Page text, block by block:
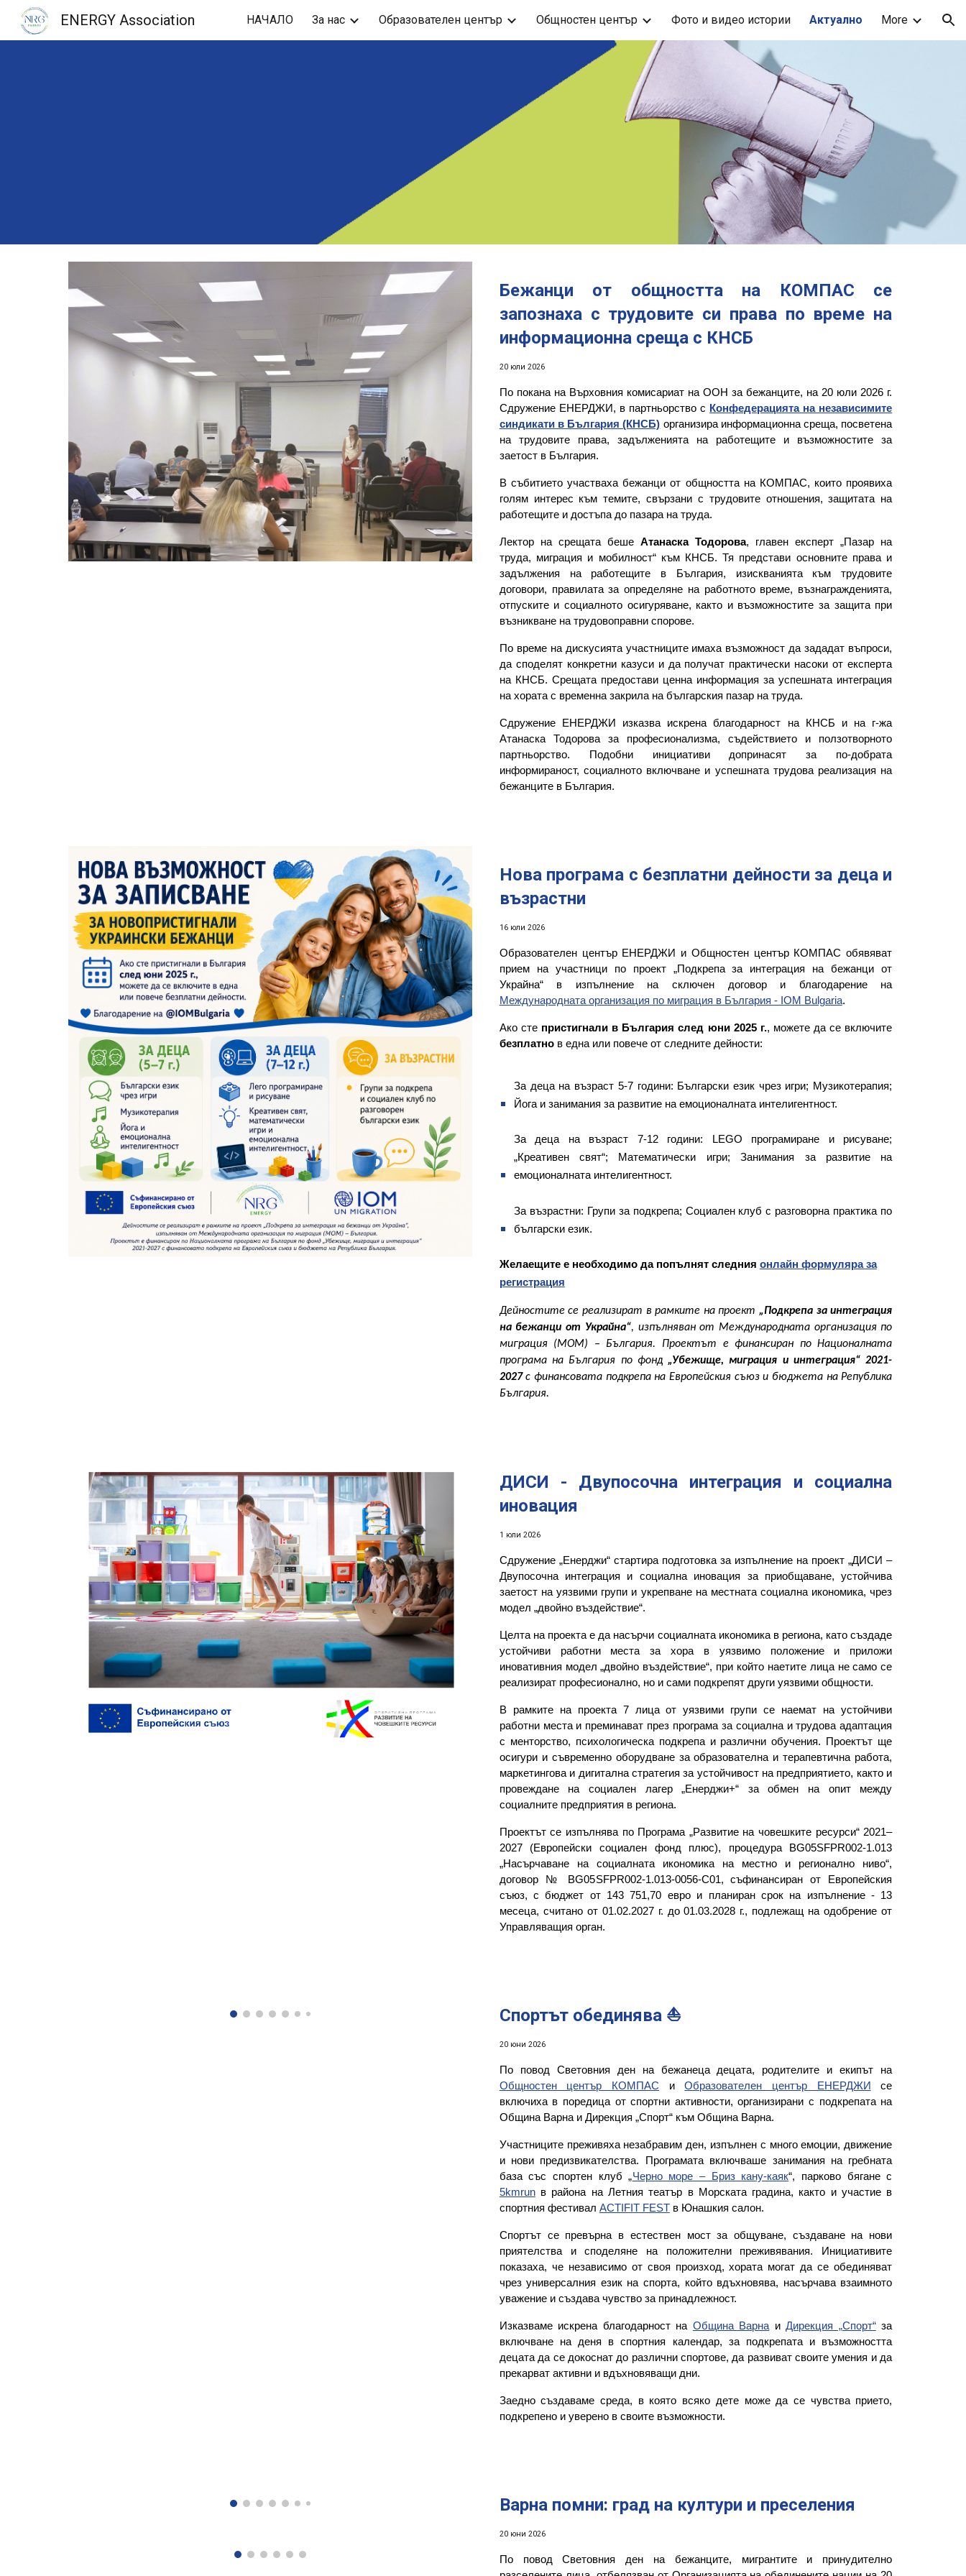
Skip to main content Skip to navigation
ENERGY Association НАЧАЛО За нас Образователен център Общностен център Фото и видео истории Актуално More
Бежанци от общността на КОМПАС се
запознаха с трудовите си права по време на
информационна среща с КНСБ
20юли 2026
По покана на Върховния комисариат на ООН за бежанците, на 20 юли 2026 г.
Сдружение ЕНЕРДЖИ, в партньорство с Конфедерацията на независимите
синдикати в България (КНСБ) организира информационна среща, посветена
на трудовите права, задълженията на работещите и възможностите за
заетост в България.
В събитието участваха бежанци от общността на КОМПАС, които проявиха
голям интерес към темите, свързани с трудовите отношения, защитата на
работещите и достъпа до пазара на труда.
Лектор на срещата беше Атанаска Тодорова, главен експерт „Пазар на
труда, миграция и мобилност“ към КНСБ. Тя представи основните права и
задължения на работещите в България, изискванията към трудовите
договори, правилата за определяне на работното време, възнагражденията,
отпуските и социалното осигуряване, както и възможностите за защита при
възникване на трудовоправни спорове.
По време на дискусията участниците имаха възможност да зададат въпроси,
да споделят конкретни казуси и да получат практически насоки от експерта
на КНСБ. Срещата предостави ценна информация за успешната интеграция
на хората с временна закрила на българския пазар на труда.
Сдружение ЕНЕРДЖИ изказва искрена благодарност на КНСБ и на г-жа
Атанаска Тодорова за професионализма, съдействието и ползотворното
партньорство. Подобни инициативи допринасят за по-добрата
информираност, социалното включване и успешната трудова реализация на
бежанците в България.
Нова програма с безплатни дейности за деца и
възрастни
16юли 2026
Образователен център ЕНЕРДЖИ и Общностен център КОМПАС обявяват
прием на участници по проект „Подкрепа за интеграция на бежанци от
Украйна“ в изпълнение на сключен договор и благодарение на
Международната организация по миграция в България - IOM Bulgaria.
Ако сте пристигнали в България след юни 2025 г., можете да се включите
безплатнов една или повече от следните дейности:
За деца на възраст 5-7 години: Български език чрез игри; Музикотерапия;
Йога и занимания за развитие на емоционалната интелигентност.
За деца на възраст 7-12 години: LEGO програмиране и рисуване;
„Креативен свят“; Математически игри; Занимания за развитие на
емоционалната интелигентност.
За възрастни: Групи за подкрепа; Социален клуб с разговорна практика по
български език.
Желаещите е необходимо да попълнят следния онлайн формуляра за
регистрация
Дейностите се реализират в рамките на проект „Подкрепа за интеграция
на бежанци от Украйна“, изпълняван от Международната организация по
миграция (МОМ) – България. Проектът е финансиран по Националната
програма на България по фонд „Убежище, миграция и интеграция“ 2021-
2027с финансовата подкрепа на Европейския съюз и бюджета на Република
България.
ДИСИ - Двупосочна интеграция и социална
иновация
1 юли 2026
Сдружение „Енерджи“ стартира подготовка за изпълнение на проект „ДИСИ –
Двупосочна интеграция и социална иновация за приобщаване, устойчива
заетост на уязвими групи и укрепване на местната социална икономика, чрез
модел „двойно въздействие“.
Целта на проекта е да насърчи социалната икономика в региона, като създаде
устойчиви работни места за хора в уязвимо положение и приложи
иновативния модел „двойно въздействие“, при който наетите лица не само се
реализират професионално, но и сами подкрепят други уязвими общности.
В рамките на проекта 7 лица от уязвими групи се наемат на устойчиви
работни места и преминават през програма за социална и трудова адаптация
с менторство, психологическа подкрепа и различни обучения. Проектът ще
осигури и съвременно оборудване за образователна и терапевтична работа,
маркетингова и дигитална стратегия за устойчивост на предприятието, както и
провеждане на социален лагер „Енерджи+“ за обмен на опит между
социалните предприятия в региона.
Проектът се изпълнява по Програма „Развитие на човешките ресурси“ 2021–
2027 (Европейски социален фонд плюс), процедура BG05SFPR002-1.013
„Насърчаване на социалната икономика на местно и регионално ниво“,
договор № BG05SFPR002-1.013-0056-C01, съфинансиран от Европейския
съюз, с бюджет от 143 751,70 евро и планиран срок на изпълнение - 13
месеца, считано от 01.02.2027 г. до 01.03.2028 г., подлежащ на одобрение от
Управляващия орган.
Спортът обединява ⛵️
20 юни 2026
По повод Световния ден на бежанеца децата, родителите и екипът на
Общностен център КОМПАС иОбразователен център ЕНЕРДЖИ се
включиха в поредица от спортни активности, организирани с подкрепата на
Община Варна и Дирекция „Спорт“ към Община Варна.
Участниците преживяха незабравим ден, изпълнен с много емоции, движение
и нови предизвикателства. Програмата включваше занимания на гребната
база със спортен клуб „Черно море – Бриз кану-каяк“, парково бягане с
5kmrunв района на Летния театър в Морската градина, както и участие в
спортния фестивал ACTIFIT FESTв Юнашкия салон.
Спортът се превърна в естествен мост за общуване, създаване на нови
приятелства и споделяне на положителни преживявания. Инициативите
показаха, че независимо от своя произход, хората могат да се обединяват
чрез универсалния език на спорта, който вдъхновява, насърчава взаимното
уважение и създава чувство за принадлежност.
Изказваме искрена благодарност на Община Варна иДирекция „Спорт“за
включване на деня в спортния календар, за подкрепата и възможността
децата да се докоснат до различни спортове, да развиват своите умения и да
прекарват активни и вдъхновяващи дни.
Заедно създаваме среда, в която всяко дете може да се чувства прието,
подкрепено и уверено в своите възможности.
Варна помни: град на култури и преселения
20 юни 2026
По повод Световния ден на бежанците, мигрантите и принудително